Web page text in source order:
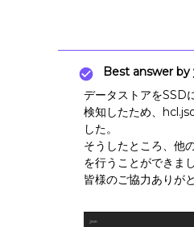
Best answer by
データストアをSSD
検知したため、
した。
そうしたところ、他
を行うことができまし
皆様のご協力ありが